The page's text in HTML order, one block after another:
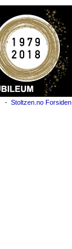
- Stoltzen.no Forsiden